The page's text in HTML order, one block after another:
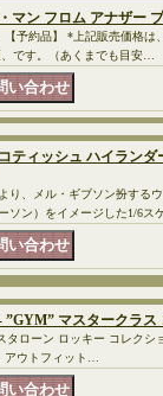
マン フロム アナザー
【予約品】 *上記販売価格
です。（あくまでも目安…
ティッシュ ハイラン
り、メル・ギブソン扮する
ソン）をイメージした1/6
”GYM” マスタークラス
タローン ロッキー コレク
ウトフィット…